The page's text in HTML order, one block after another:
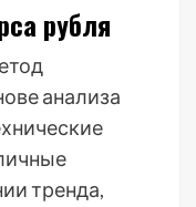
рубля
анализа
тренда,